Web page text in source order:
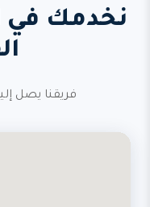
نخدمك في
فريقنا يصل